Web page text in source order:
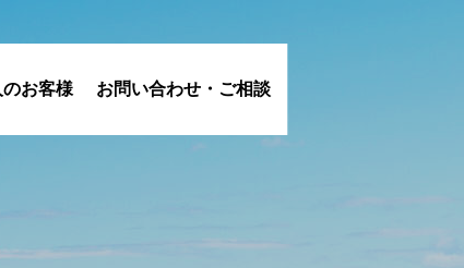
お客様 お問い合わせ・ご相談